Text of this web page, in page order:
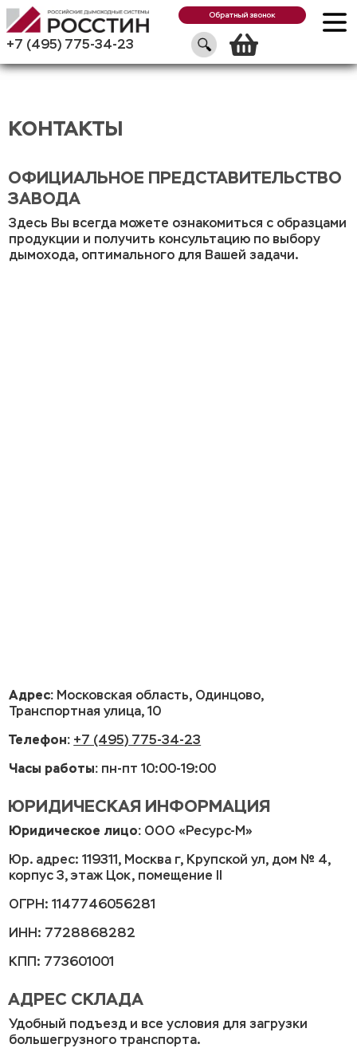
+7 (495) 775-34-23
Обратный звонок
КОНТАКТЫ
ОФИЦИАЛЬНОЕ ПРЕДСТАВИТЕЛЬСТВО
ЗАВОДА
Здесь Вы всегда можете ознакомиться с образцами
продукции и получить консультацию по выбору
дымохода, оптимального для Вашей задачи.
Адрес: Московская область, Одинцово,
Транспортная улица, 10
Телефон: +7 (495) 775-34-23
Часы работы: пн-пт 10:00-19:00
ЮРИДИЧЕСКАЯ ИНФОРМАЦИЯ
Юридическое лицо: ООО «Ресурс-М»
Юр. адрес: 119311, Москва г, Крупской ул, дом № 4,
корпус 3, этаж Цок, помещение II
ОГРН: 1147746056281
ИНН: 7728868282
КПП: 773601001
АДРЕС СКЛАДА
Удобный подъезд и все условия для загрузки
большегрузного транспорта.